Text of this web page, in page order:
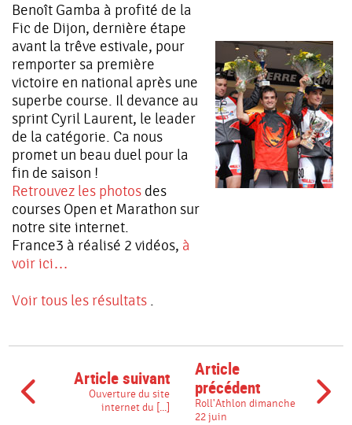
Benoît Gamba à profité de la
Fic de Dijon, dernière étape
avant la trêve estivale, pour
remporter sa première
victoire en national après une
superbe course. Il devance au
sprint Cyril Laurent, le leader
de la catégorie. Ca nous
promet un beau duel pour la
fin de saison !
Retrouvez les photosdes
courses Open et Marathon sur
notre site internet.
France3 à réalisé 2 vidéos, à
voir ici…
Voir tous les résultats.
Article suivant
Ouverture du site
internet du [...]
Article
précédent
Roll'Athlon dimanche
22 juin